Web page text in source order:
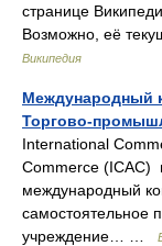
странице
Возможно, её
Википедия
Международный
Торгово-
International
Commerce (ICAC)
международный
самостоятельное
учреждение… …